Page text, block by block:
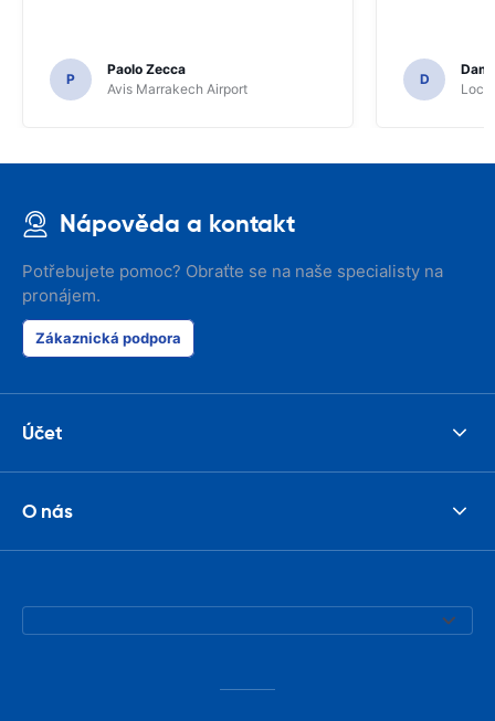
P
Paolo Zecca
Avis Marrakech Airport
D
Nápověda a kontakt
Potřebujete pomoc? Obraťte se na naše specialisty na
pronájem.
Zákaznická podpora
Účet
O nás